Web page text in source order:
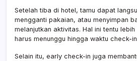
Setelah tiba di hotel, tamu dapat
mengganti pakaian, atau menyimpan
melanjutkan aktivitas. Hal ini tentu
harus menunggu hingga waktu check-
Selain itu, early check-in juga